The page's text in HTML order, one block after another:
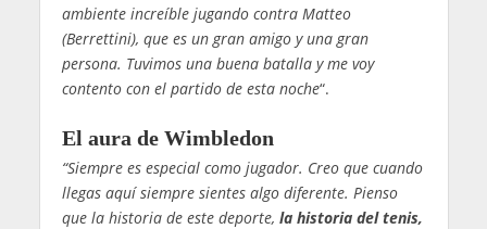
ambiente increíble jugando contra Matteo
(Berrettini), que es un gran amigo y una gran
persona. Tuvimos una buena batalla y me voy
contento con el partido de esta noche“.
El aura de Wimbledon
“Siempre es especial como jugador. Creo que cuando
llegas aquí siempre sientes algo diferente. Pienso
que la historia de este deporte, la historia del tenis,